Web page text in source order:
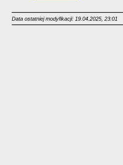
Data ostatniej modyfikacji: 19.04.2025, 23:01